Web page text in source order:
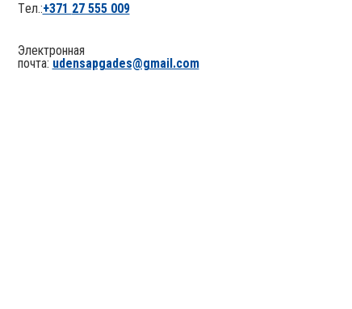
Tел.:+371 27 555 009
Электронная
почта: udensapgades@gmail.com